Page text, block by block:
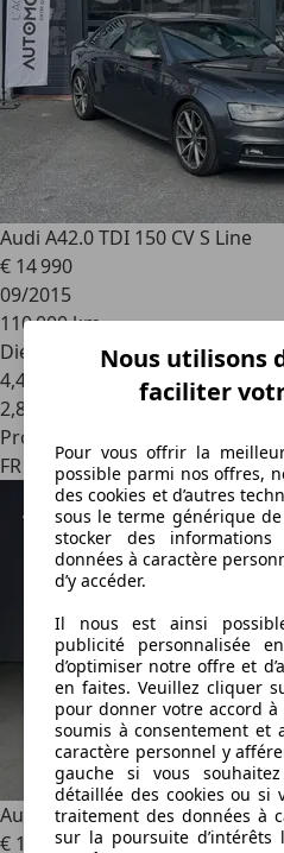
Audi A42.0 TDI 150 CV S Line
€ 14 990
09/2015
110 000 km
Diesel
4,4 l/100 km (mixte)
2,8
Professionnel
FR 59290Wasquehal
Audi A4(4) 2.0 TDI 150 Business
€ 11 990
Nous utilisons
faciliter
Pour vous offrir la
possible parmi nos offres,
des cookies et d’autres
sous le terme générique
stocker des
données à caractère
d’y accéder.
Il nous est ainsi
publicité personnalisée
d’optimiser notre offre et
en faites. Veuillez cliquer
pour donner votre accord
soumis à consentement et
caractère personnel y
gauche si vous
détaillée des cookies ou si
traitement des données à
sur la poursuite d’intérêts